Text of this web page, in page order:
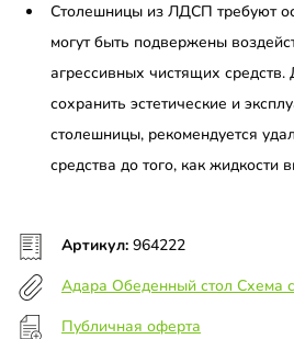
Столешницы из ЛДСП требуют
могут быть подвержены
агрессивных чистящих средств.
сохранить эстетические и
столешницы, рекомендуется
средства до того, как жидкости
Артикул: 964222
Адара Обеденный стол Схема
Публичная оферта